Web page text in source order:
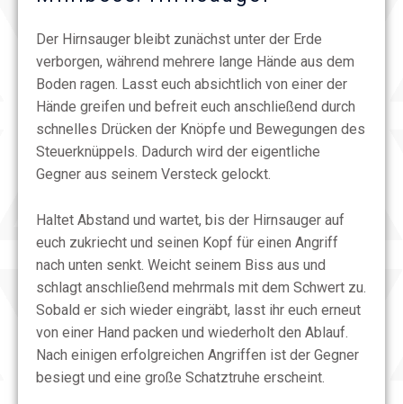
Der Hirnsauger bleibt zunächst unter der Erde
verborgen, während mehrere lange Hände aus dem
Boden ragen. Lasst euch absichtlich von einer der
Hände greifen und befreit euch anschließend durch
schnelles Drücken der Knöpfe und Bewegungen des
Steuerknüppels. Dadurch wird der eigentliche
Gegner aus seinem Versteck gelockt.
Haltet Abstand und wartet, bis der Hirnsauger auf
euch zukriecht und seinen Kopf für einen Angriff
nach unten senkt. Weicht seinem Biss aus und
schlagt anschließend mehrmals mit dem Schwert zu.
Sobald er sich wieder eingräbt, lasst ihr euch erneut
von einer Hand packen und wiederholt den Ablauf.
Nach einigen erfolgreichen Angriffen ist der Gegner
besiegt und eine große Schatztruhe erscheint.